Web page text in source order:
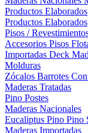
Productos Elaborados
Productos Elaborados
Pisos /
Accesorios Pisos
Importadas Deck
Molduras
Zócalos Barrotes
Maderas Tratadas
Pino Postes
Maderas Nacionales
Eucaliptus Pino Pino
Maderas Importadas